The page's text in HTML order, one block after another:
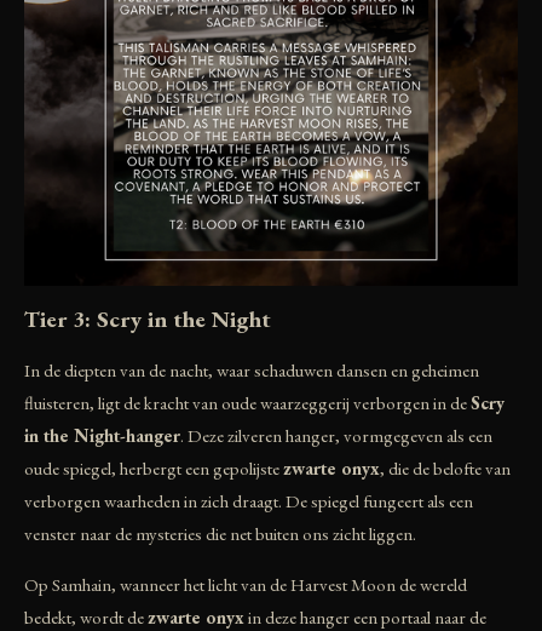
Tier 3: Scry in the Night
In de diepten van de nacht, waar schaduwen dansen en geheimen
fluisteren, ligt de kracht van oude waarzeggerij verborgen in deScry
in the Night-hanger. Deze zilveren hanger, vormgegeven als een
oude spiegel, herbergt een gepolijstezwarte onyx, die de belofte van
verborgen waarheden in zich draagt. De spiegel fungeert als een
venster naar de mysteries die net buiten ons zicht liggen.
Op Samhain, wanneer het licht van de Harvest Moon de wereld
bedekt, wordt dezwarte onyxin deze hanger een portaal naar de